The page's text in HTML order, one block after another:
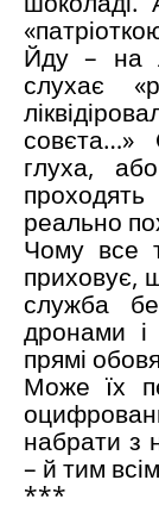
Йду – на
слухає
глуха,
реально
Чому все
приховує,
служба
дронами
прямі
Може їх
набрати з
– й тим
***